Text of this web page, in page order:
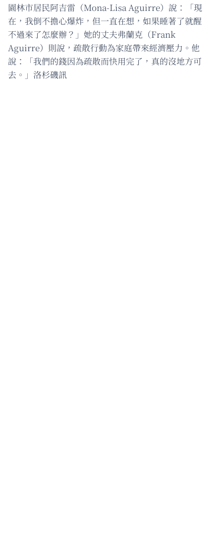
園林市居民阿吉雷（Mona-Lisa Aguirre）說：「現
在，我倒不擔心爆炸，但一直在想，如果睡著了就醒
不過來了怎麼辦？」她的丈夫弗蘭克（Frank
Aguirre）則說，疏散行動為家庭帶來經濟壓力。他
說：「我們的錢因為疏散而快用完了，真的沒地方可
去。」洛杉磯訊